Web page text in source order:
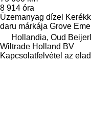
8 914 óra
Üzemanyag dízel
daru márkája Grove
Hollandia, Oud
Wiltrade Holland BV
Kapcsolatfelvétel az